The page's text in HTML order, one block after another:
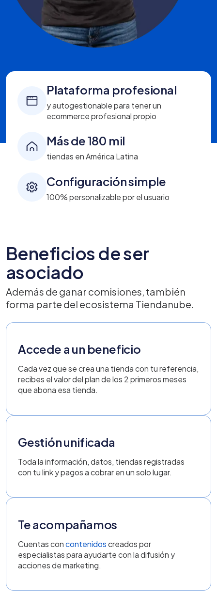
Plataforma profesional
y autogestionable para tener un
ecommerce profesional propio
Más de 180 mil
tiendas en América Latina
Configuración simple
100% personalizable por el usuario
Beneficios de ser
asociado
Además de ganar comisiones, también
forma parte del ecosistema Tiendanube.
Accede a un beneficio
Cada vez que se crea una tienda con tu referencia,
recibes el valor del plan de los 2 primeros meses
que abona esa tienda.
Gestión unificada
Toda la información, datos, tiendas registradas
con tu link y pagos a cobrar en un solo lugar.
Te acompañamos
Cuentas concontenidoscreados por
especialistas para ayudarte con la difusión y
acciones de marketing.